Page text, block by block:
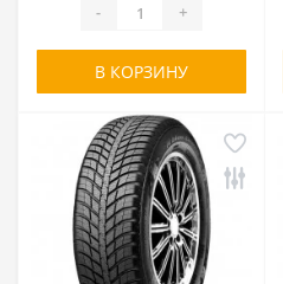
- +
В КОРЗИНУ